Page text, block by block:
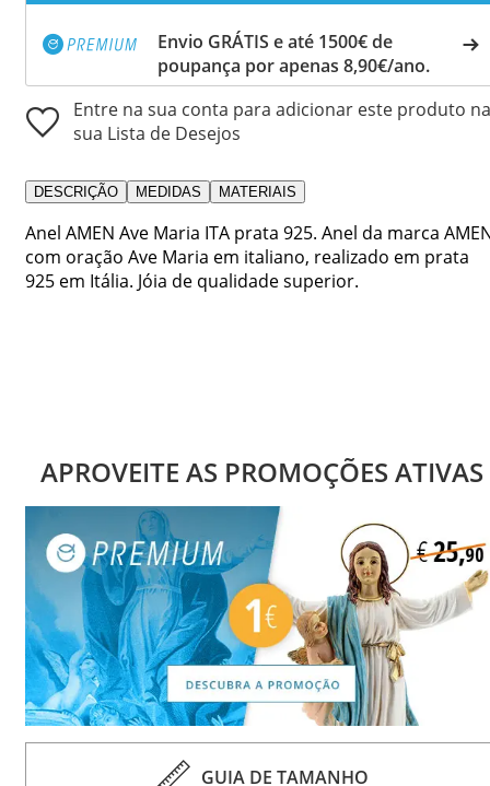
Envio GRÁTIS e até 1500€ de
poupança por apenas 8,90€/ano.
Entre na sua conta para adicionar este produto na
sua Lista de Desejos
DESCRIÇÃO MEDIDAS MATERIAIS
Anel AMEN Ave Maria ITA prata 925. Anel da marca
com oração Ave Maria em italiano, realizado em prata
925 em Itália. Jóia de qualidade superior.
APROVEITE AS PROMOÇÕES ATIVAS
GUIA DE TAMANHO